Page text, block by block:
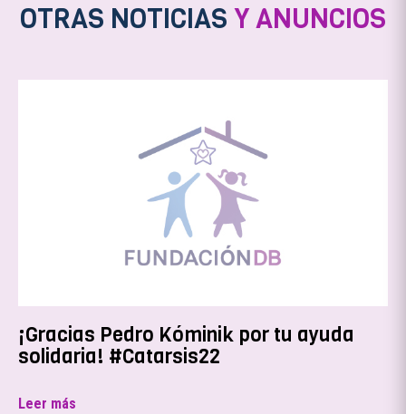
OTRAS NOTICIAS Y ANUNCIOS
¡Gracias Pedro Kóminik por tu ayuda
solidaria! #Catarsis22
Leer más